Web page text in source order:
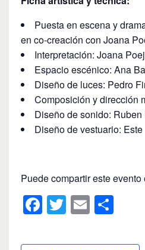
Puesta en escena y
en co-creación con Joana
Interpretación: Joana
Espacio escénico: Ana
Diseño de luces: Pedro
Composición y dirección
Diseño de sonido:
Diseño de vestuario: Este
Puede compartir este evento
F
c
T
tt
E
ailm